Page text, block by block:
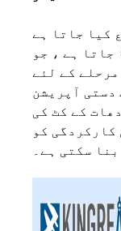
کیا جاتا ہے
جاتا ہے ، جو
کے لئے
دستی آپریشن
کے کٹ کی
کارکردگی کو
سکتی ہے۔